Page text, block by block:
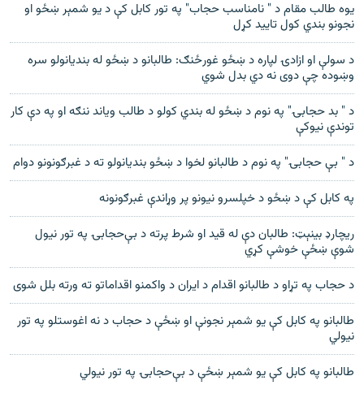
یوه طالب مقام د " نامناسب حجاب" په تور کابل کې د یو شمېر ښځو او
نجونو بندي کول تایید کړل
د سولې او ازادۍ لپاره د ښځو غورځنګ: طالبانو د ښځو له بندیانولو سره
وښوده چې دوی نه دي بدل شوي
د " بد حجابۍ" په نوم د ښځو له بندي کولو د طالب ویاند ننګه او په دې کار
توندې نیوکې
د " بې حجابۍ" په نوم د طالبانو لخوا د ښځو بندیانولو ته د غبرګونونو دوام
په کابل کې د ښځو د خپلسرو نیونو پر وړاندې غبرګونونه
ریچارډ بینېټ: طالبان دې له قید او شرط پرته د بې‌حجابۍ په تور نیول
شوې ښځې خوشې کړي
د حجاب په تړاو د طالبانو اقدام د ایران د واکمنو اقداماتو ته ورته بلل شوی
طالبانو په کابل کې یو شمېر نجونې او ښځې د حجاب د نه اغوستلو په تور
نیولي
طالبانو په کابل کې یو شمېر ښځې د بې‌حجابۍ په تور نیولي